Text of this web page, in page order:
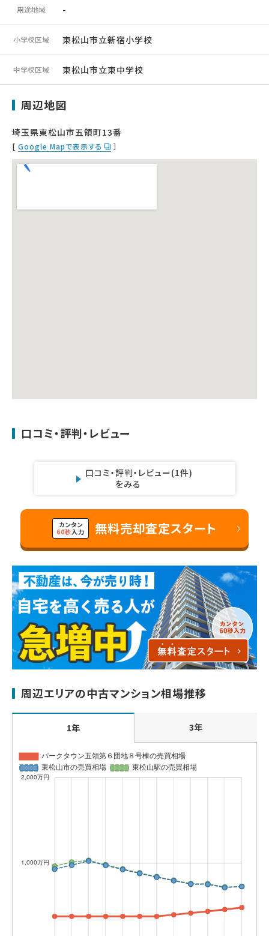
用途地域 -
小学校区域 東松山市立新宿小学校
中学校区域 東松山市立東中学校
周辺地図
埼玉県東松山市五領町13番
[ Google Mapで表示する ］
口コミ・評判・レビュー
口コミ・評判・レビュー
をみる
(1件)
カンタン
60秒入力 無料売却査定スタート
周辺エリアの中古マンション相場推移
1年 3年